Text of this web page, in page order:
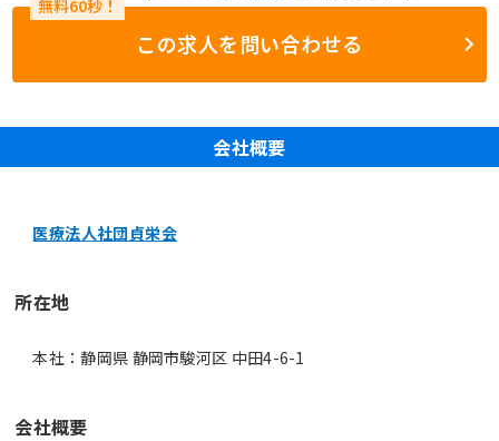
この求人を問い合わせる
会社概要
医療法人社団貞栄会
所在地
本社：静岡県 静岡市駿河区 中田4-6-1
会社概要